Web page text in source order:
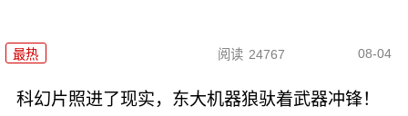
最热 阅读 24767 08-04
科幻片照进了现实，东大机器狼驮着武器冲锋！